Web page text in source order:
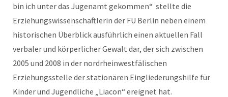
bin ich unter das Jugenamt gekommen“ stellte die
Erziehungswissenschaftlerin der FU Berlin neben einem
historischen Überblick ausführlich einen aktuellen Fall
verbaler und körperlicher Gewalt dar, der sich zwischen
2005 und 2008 in der nordrheinwestfälischen
Erziehungsstelle der stationären Eingliederungshilfe für
Kinder und Jugendliche „Liacon“ ereignet hat.